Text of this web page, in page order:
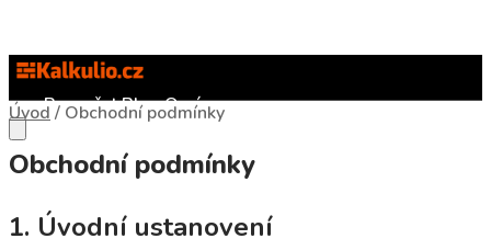
RozpočetBlogO nás
Úvod / Obchodní podmínky
Obchodní podmínky
1. Úvodní ustanovení